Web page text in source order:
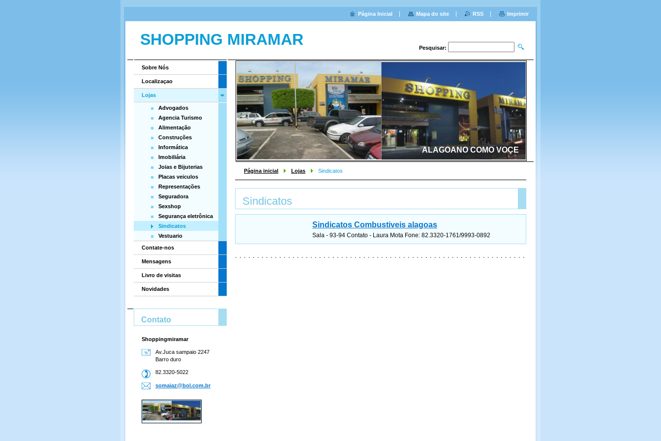
SHOPPING MIRAMAR Pesquisar:
ALAGOANO COMO VOÇE
Página inicial Lojas Sindicatos
Sindicatos
Sindicatos Combustiveis alagoas
Sala - 93-94 Contato - Laura Mota Fone: 82.3320-1761/9993-0892
Sobre Nós
Localizaçao
Lojas
Advogados
Agencia Turismo
Alimentação
Construções
Informática
Imobiliária
Joias e Bijuterias
Placas veiculos
Representações
Seguradora
Sexshop
Segurança eletrônica
Sindicatos
Vestuario
Contate-nos
Mensagens
Livro de visitas
Novidades
Contato
Shoppingmiramar
Av.Juca sampaio 2247
Barro duro
82.3320-5022
somaiaz@bol.com.br
Página Inicial Mapa do site RSS Imprimir